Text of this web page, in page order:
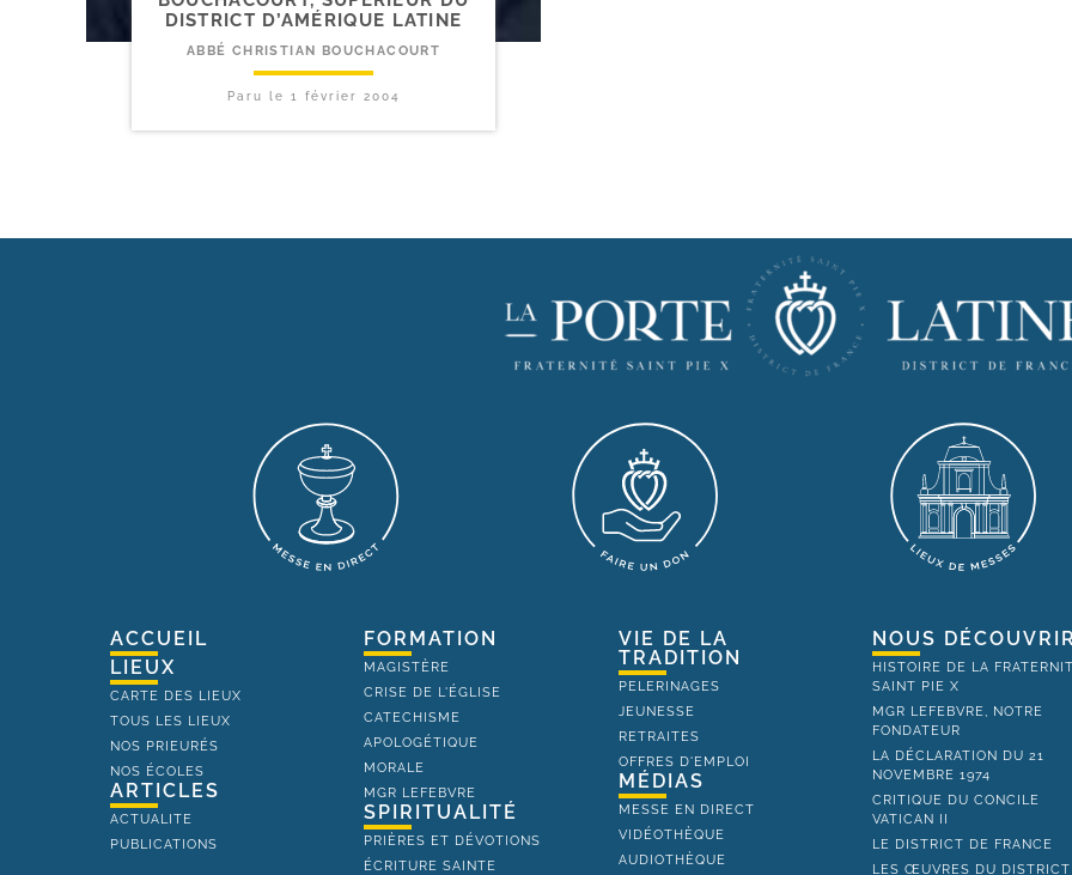
DISTRICT D’AMÉRIQUE LATINE
ABBÉ CHRISTIAN BOUCHACOURT
Paru le 1 février 2004
ACCUEIL
LIEUX
CARTE DES LIEUX
TOUS LES LIEUX
NOS PRIEURÉS
NOS ÉCOLES
ARTICLES
ACTUALITE
PUBLICATIONS
FORMATION
MAGISTÈRE
CRISE DE L'ÉGLISE
CATECHISME
APOLOGÉTIQUE
MORALE
MGR LEFEBVRE
SPIRITUALITÉ
PRIÈRES ET DÉVOTIONS
ÉCRITURE SAINTE
VIE DE LA
TRADITION
PELERINAGES
JEUNESSE
RETRAITES
OFFRES D'EMPLOI
MÉDIAS
MESSE EN DIRECT
VIDÉOTHÈQUE
AUDIOTHÈQUE
NOUS DÉCOUVRIR
HISTOIRE DE LA
SAINT PIE X
MGR LEFEBVRE, NOTRE
FONDATEUR
LA DÉCLARATION DU 21
NOVEMBRE 1974
CRITIQUE DU CONCILE
VATICAN II
LE DISTRICT DE FRANCE
LES ŒUVRES DU DISTRICT